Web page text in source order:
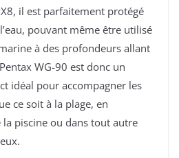
il est parfaitement protégé
pouvant même être utilisé
à des profondeurs allant
WG-90 est donc un
idéal pour accompagner les
ce soit à la plage, en
piscine ou dans tout autre